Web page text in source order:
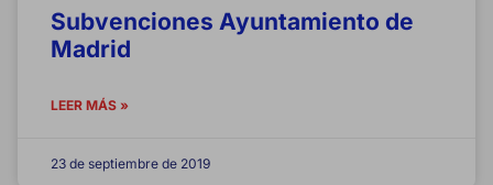
Subvenciones Ayuntamiento de
Madrid
LEER MÁS »
23 de septiembre de 2019